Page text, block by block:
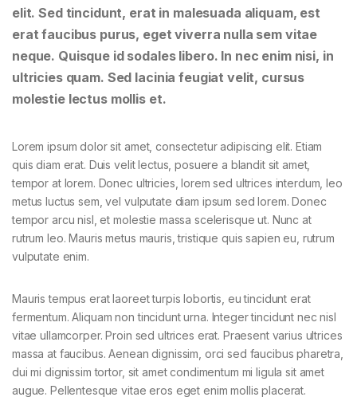
elit. Sed tincidunt, erat in malesuada aliquam, est
erat faucibus purus, eget viverra nulla sem vitae
neque. Quisque id sodales libero. In nec enim nisi, in
ultricies quam. Sed lacinia feugiat velit, cursus
molestie lectus mollis et.
Lorem ipsum dolor sit amet, consectetur adipiscing elit. Etiam
quis diam erat. Duis velit lectus, posuere a blandit sit amet,
tempor at lorem. Donec ultricies, lorem sed ultrices interdum, leo
metus luctus sem, vel vulputate diam ipsum sed lorem. Donec
tempor arcu nisl, et molestie massa scelerisque ut. Nunc at
rutrum leo. Mauris metus mauris, tristique quis sapien eu, rutrum
vulputate enim.
Mauris tempus erat laoreet turpis lobortis, eu tincidunt erat
fermentum. Aliquam non tincidunt urna. Integer tincidunt nec nisl
vitae ullamcorper. Proin sed ultrices erat. Praesent varius ultrices
massa at faucibus. Aenean dignissim, orci sed faucibus pharetra,
dui mi dignissim tortor, sit amet condimentum mi ligula sit amet
augue. Pellentesque vitae eros eget enim mollis placerat.